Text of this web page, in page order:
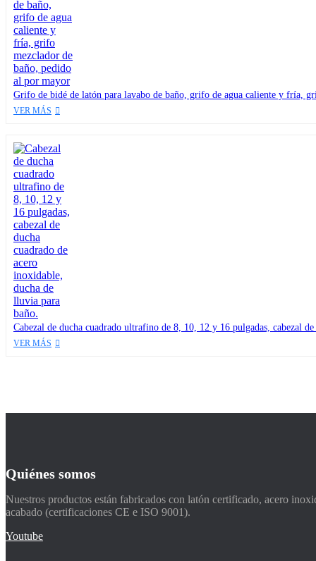
Grifo de bidé de latón para lavabo de baño, grifo de agua caliente y fría,
VER MÁS
Cabezal de ducha cuadrado ultrafino de 8, 10, 12 y 16 pulgadas, cabezal
VER MÁS
Quiénes somos
Nuestros productos están fabricados con latón certificado, acero
acabado (certificaciones CE e ISO 9001).
Youtube